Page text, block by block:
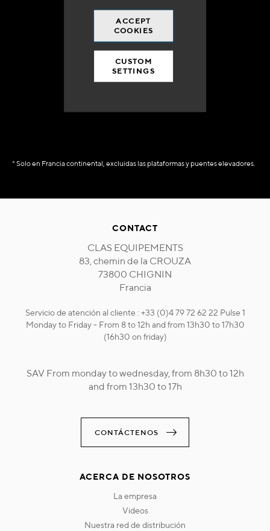
ACCEPT
COOKIES
CUSTOM
SETTINGS
a 250 euros*
* Solo en Francia continental, excluidas las plataformas y puentes elevadores.
CONTACT
CLAS EQUIPEMENTS
83, chemin de la CROUZA
73800 CHIGNIN
Francia
Servicio de atención al cliente : +33 (0)4 79 72 62 22 Pulse 1
Monday to Friday - From 8 to 12h and from 13h30 to 17h30
(16h30 on friday)
SAV From monday to wednesday, from 8h30 to 12h
and from 13h30 to 17h
CONTÁCTENOS
ACERCA DE NOSOTROS
la empresa
videos
nuestra red de distribución